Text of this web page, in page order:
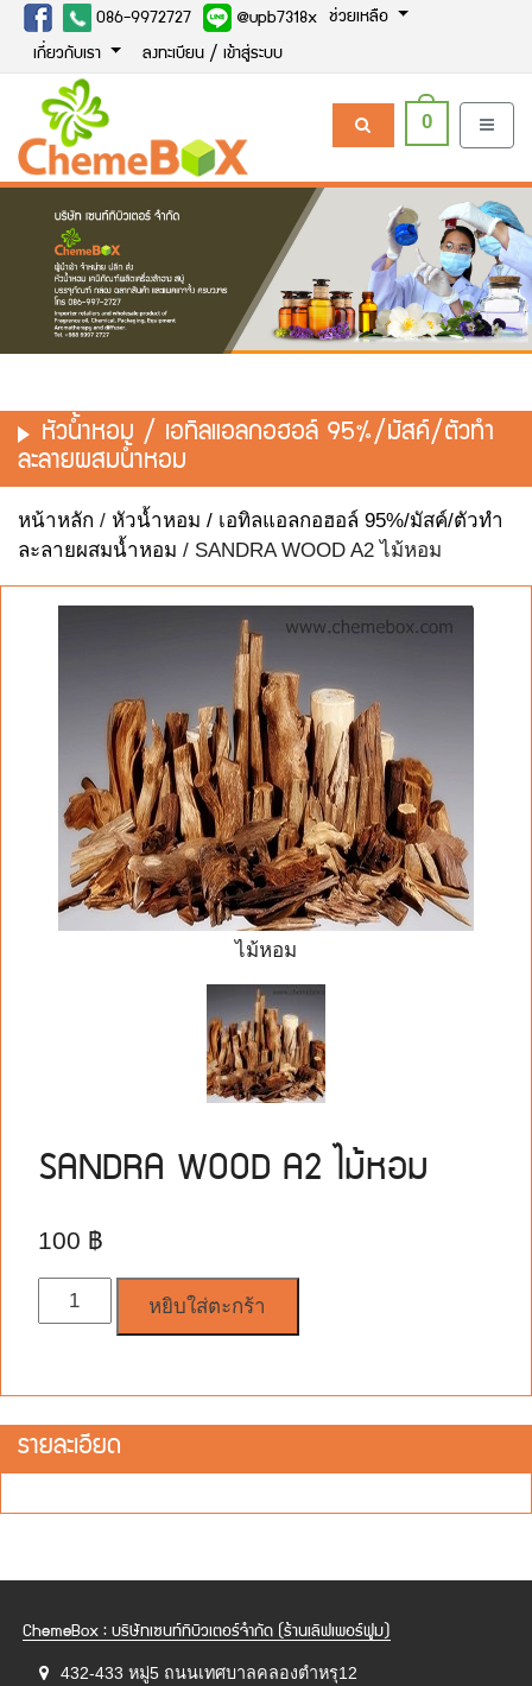
086-9972727 @upb7318x ช่วยเหลือ
เกี่ยวกับเรา ลงทะเบียน / เข้าสู่ระบบ
0
หัวน้ำหอม / เอทิลแอลกอฮอล์ 95%/มัสค์/ตัวทำ
ละลายผสมน้ำหอม
หน้าหลัก / หัวน้ำหอม / เอทิลแอลกอฮอล์ 95%/มัสค์/ตัวทำ
ละลายผสมน้ำหอม / SANDRA WOOD A2 ไม้หอม
ไม้หอม
SANDRA WOOD A2 ไม้หอม
100 ฿
จำนวน
หยิบใส่ตะกร้า
รายละเอียด
ChemeBox : บริษัทเซนท์ทิบิวเตอร์จำกัด (ร้านเลิฟเพอร์ฟูม)
432-433 หมู่5 ถนนเทศบาลคลองตำหรุ12